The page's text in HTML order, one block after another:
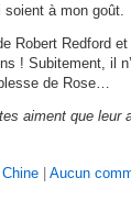
à mon goût.
Robert Redford
! Subitement, il
de Rose…
aiment que leur
Chine Aucun